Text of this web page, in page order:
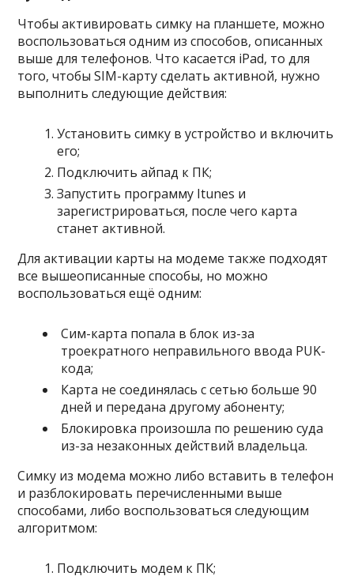
Чтобы активировать симку на планшете, можно
воспользоваться одним из способов, описанных
выше для телефонов. Что касается iPad, то для
того, чтобы SIM-карту сделать активной, нужно
выполнить следующие действия:
Установить симку в устройство и включить
его;
Подключить айпад к ПК;
Запустить программу Itunes и
зарегистрироваться, после чего карта
станет активной.
Для активации карты на модеме также подходят
все вышеописанные способы, но можно
воспользоваться ещё одним:
Сим-карта попала в блок из-за
троекратного неправильного ввода PUK-
кода;
Карта не соединялась с сетью больше 90
дней и передана другому абоненту;
Блокировка произошла по решению суда
из-за незаконных действий владельца.
Симку из модема можно либо вставить в телефон
и разблокировать перечисленными выше
способами, либо воспользоваться следующим
алгоритмом:
Подключить модем к ПК;